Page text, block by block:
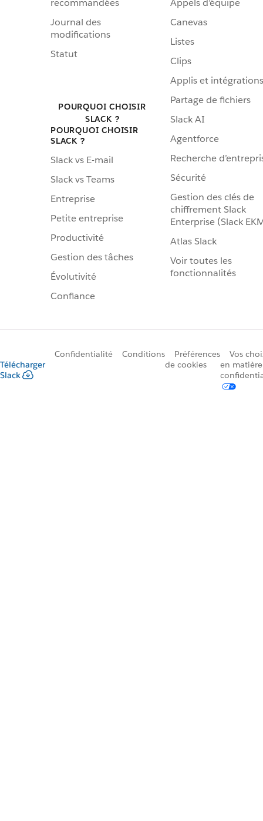
recommandées
Journal des
modifications
Statut
POURQUOI CHOISIR
SLACK ?
POURQUOI CHOISIR
SLACK ?
Slack vs E-mail
Slack vs Teams
Entreprise
Petite entreprise
Productivité
Gestion des tâches
Évolutivité
Confiance
Appels d’équipe
Canevas
Listes
Clips
Applis et intégrations
Partage de fichiers
Slack AI
Agentforce
Recherche
Sécurité
Gestion des clés de
chiffrement Slack
Enterprise (Slack
Atlas Slack
Voir toutes les
fonctionnalités
Télécharger
Slack
Confidentialité Conditions
Préférences
de cookies
Vos
en